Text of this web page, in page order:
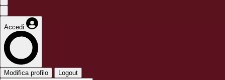
Accedi
Modifica profilo Logout